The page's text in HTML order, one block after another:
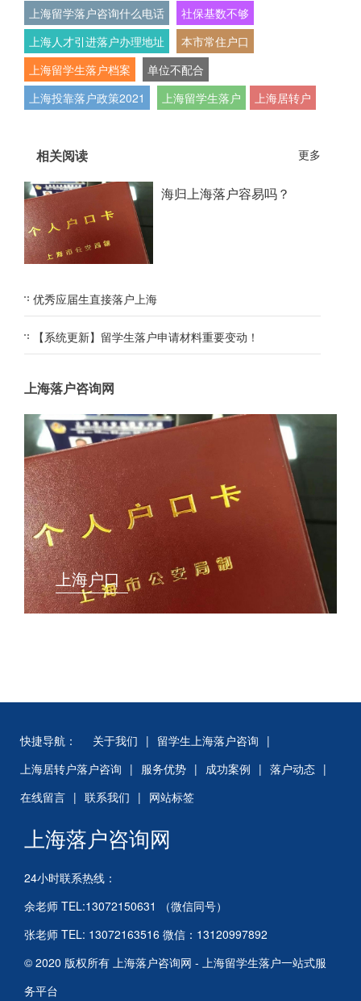
上海留学落户咨询什么电话
社保基数不够
上海人才引进落户办理地址
本市常住户口
上海留学生落户档案
单位不配合
上海投靠落户政策2021
上海留学生落户 上海居转户
相关阅读 更多
海归上海落户容易吗？
优秀应届生直接落户上海
【系统更新】留学生落户申请材料重要变动！
上海落户咨询网
上海户口
快捷导航： 关于我们 | 留学生上海落户咨询 |
上海居转户落户咨询 | 服务优势 | 成功案例 | 落户动态 |
在线留言 | 联系我们 | 网站标签
上海落户咨询网
24小时联系热线：
余老师 TEL:13072150631 （微信同号）
张老师 TEL: 13072163516 微信：13120997892
© 2020 版权所有 上海落户咨询网 - 上海留学生落户一站式服
务平台